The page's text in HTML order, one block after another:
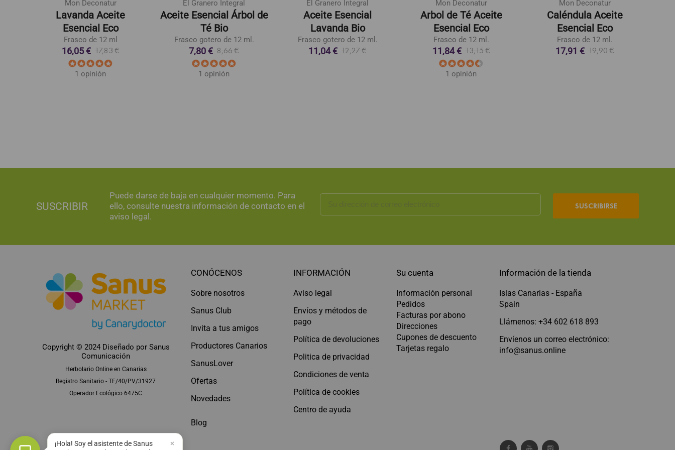
Mon Deconatur
Lavanda Aceite
Esencial Eco
Frasco de 12 ml
16,05 € 17,83 €
1 opinión
El Granero Integral
Aceite Esencial Árbol de
Té Bio
Frasco gotero de 12 ml.
7,80 € 8,66 €
1 opinión
El Granero Integral
Aceite Esencial
Lavanda Bio
Frasco gotero de 12 ml.
11,04 € 12,27 €
Mon Deconatur
Arbol de Té Aceite
Esencial Eco
Frasco de 12 ml.
11,84 € 13,15 €
1 opinión
Mon Deconatur
Caléndula Aceite
Esencial Eco
Frasco de 12 ml.
17,91 € 19,90 €
SUSCRIBIR
Puede darse de baja en cualquier momento. Para
ello, consulte nuestra información de contacto en el
aviso legal.
SUSCRIBIRSE
Copyright © 2024 Diseñado por Sanus
Comunicación
Herbolario Online en Canarias
Registro Sanitario - TF/40/PV/31927
Operador Ecológico 6475C
CONÓCENOS
Sobre nosotros
Sanus Club
Invita a tus amigos
Productores Canarios
SanusLover
Ofertas
Novedades
Blog
INFORMACIÓN
Aviso legal
Envíos y métodos de
pago
Política de devoluciones
Politica de privacidad
Condiciones de venta
Política de cookies
Centro de ayuda
Su cuenta
Información personal
Pedidos
Facturas por abono
Direcciones
Cupones de descuento
Tarjetas regalo
Información de la tienda
Islas Canarias - España
Spain
Llámenos: +34 602 618 893
Envíenos un correo electrónico:
info@sanus.online
¡Hola! Soy el asistente de Sanus